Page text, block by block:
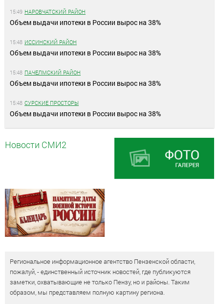
15:49 НАРОВЧАТСКИЙ РАЙОН
Объем выдачи ипотеки в России вырос на 38%
15:48 ИССИНСКИЙ РАЙОН
Объем выдачи ипотеки в России вырос на 38%
15:48 ПАЧЕЛМСКИЙ РАЙОН
Объем выдачи ипотеки в России вырос на 38%
15:48 СУРСКИЕ ПРОСТОРЫ
Объем выдачи ипотеки в России вырос на 38%
Новости СМИ2
Региональное информационное агентство Пензенской области,
пожалуй, - единственный источник новостей, где публикуются
заметки, охватывающие не только Пензу, но и районы. Таким
образом, мы представляем полную картину региона.